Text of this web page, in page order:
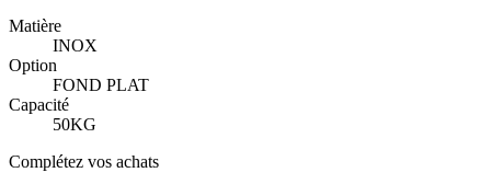
Matière
INOX
Option
FOND PLAT
Capacité
50KG
Complétez vos achats